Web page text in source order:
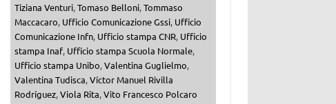
Tiziana Venturi,Tomaso Belloni,Tommaso
Maccacaro, Ufficio Comunicazione Gssi, Ufficio
Comunicazione Infn, Ufficio stampa CNR, Ufficio
stampa Inaf, Ufficio stampa Scuola Normale,
Ufficio stampa Unibo,Valentina Guglielmo,
Valentina Tudisca,Víctor Manuel Rivilla
Rodríguez,Viola Rita,Vito Francesco Polcaro